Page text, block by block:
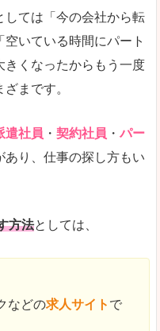
しては「今の会社から転
いている時間にパート
きくなったからもう一度
まです。
遣社員 ・ 契約社員 ・ パー
あり、仕事の探し方もい
方法としては、
などの求人サイト で